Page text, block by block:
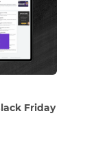
Friday